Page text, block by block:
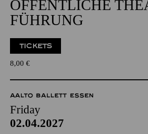
ÖFFENTLICHE
FÜHRUNG
TICKETS
8,00 €
AALTO BALLETT ESSEN
Friday
02.04.2027